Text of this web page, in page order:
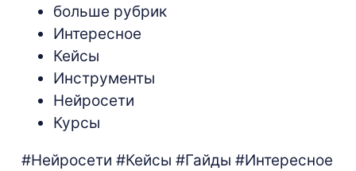
больше рубрик
Интересное
Кейсы
Инструменты
Нейросети
Курсы
#Нейросети #Кейсы #Гайды #Интересное